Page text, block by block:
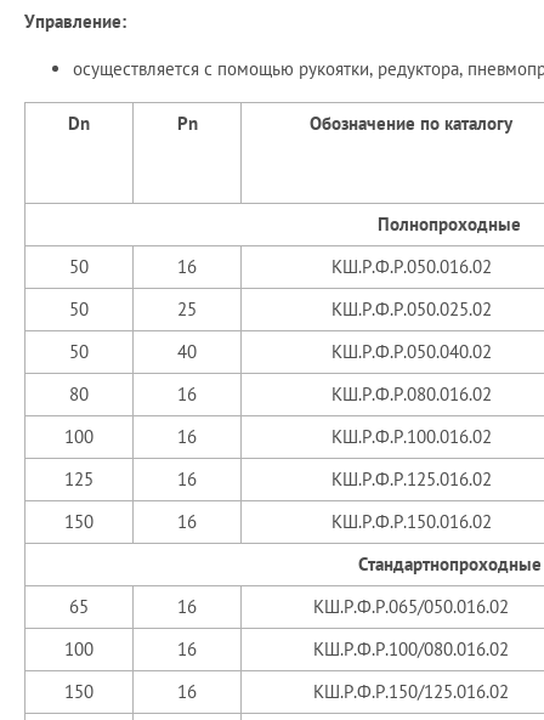
Управление:
осуществляется с помощью рукоятки, редуктора,
Dn Pn Обозначение по каталогу
Полнопроходные
50
16
КШ.Р.Ф.Р.050.016.02
50
25
КШ.Р.Ф.Р.050.025.02
50
40
КШ.Р.Ф.Р.050.040.02
80
16
КШ.Р.Ф.Р.080.016.02
100
16
КШ.Р.Ф.Р.100.016.02
125
16
КШ.Р.Ф.Р.125.016.02
150
16
КШ.Р.Ф.Р.150.016.02
Стандартнопроходные
65
16
КШ.Р.Ф.Р.065/050.016.02
100
16
КШ.Р.Ф.Р.100/080.016.02
150
16
КШ.Р.Ф.Р.150/125.016.02